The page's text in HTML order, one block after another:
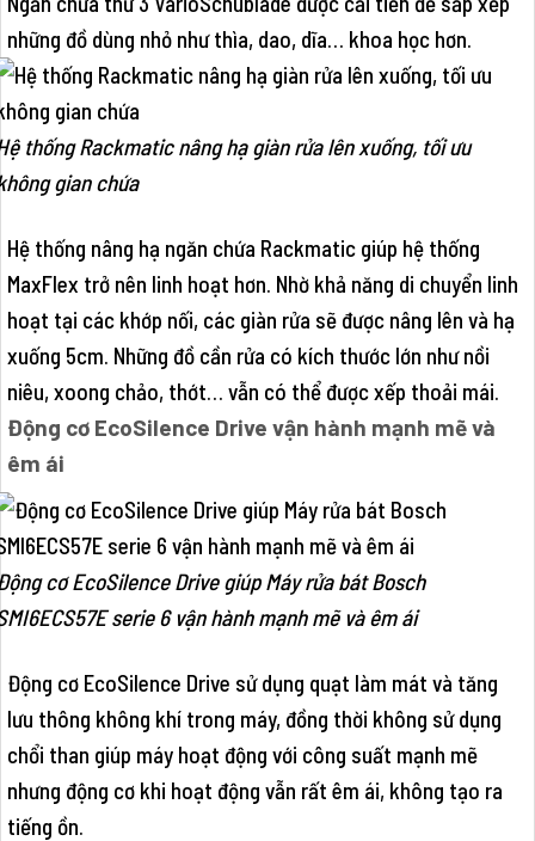
những đồ dùng nhỏ như thìa, dao, dĩa… khoa học hơn.
thống Rackmatic nâng hạ giàn rửa lên xuống, tối ưu
gian chứa
Hệ thống nâng hạ ngăn chứa Rackmatic giúp hệ thống
MaxFlex trở nên linh hoạt hơn. Nhờ khả năng di chuyển linh
hoạt tại các khớp nối, các giàn rửa sẽ được nâng lên và hạ
xuống 5cm. Những đồ cần rửa có kích thước lớn như nồi
niêu, xoong chảo, thớt… vẫn có thể được xếp thoải mái.
Động cơ EcoSilence Drive vận hành mạnh mẽ và
êm ái
cơ EcoSilence Drive giúp Máy rửa bát Bosch
serie 6 vận hành mạnh mẽ và êm ái
Động cơ EcoSilence Drive sử dụng quạt làm mát và tăng
lưu thông không khí trong máy, đồng thời không sử dụng
chổi than giúp máy hoạt động với công suất mạnh mẽ
nhưng động cơ khi hoạt động vẫn rất êm ái, không tạo ra
tiếng ồn.